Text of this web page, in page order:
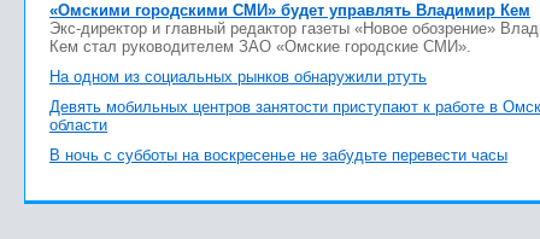
«Омскими городскими СМИ» будет управлять Владимир Кем
Экс-директор и главный редактор газеты «Новое обозрение»
Кем стал руководителем ЗАО «Омские городские СМИ».
На одном из социальных рынков обнаружили ртуть
Девять мобильных центров занятости приступают к работе в
области
В ночь с субботы на воскресенье не забудьте перевести часы